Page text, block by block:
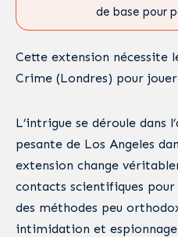
de base pour
Cette extension nécessite
Crime (Londres) pour
L’intrigue se déroule dans
pesante de Los Angeles
extension change
contacts scientifiques
des méthodes peu
intimidation et